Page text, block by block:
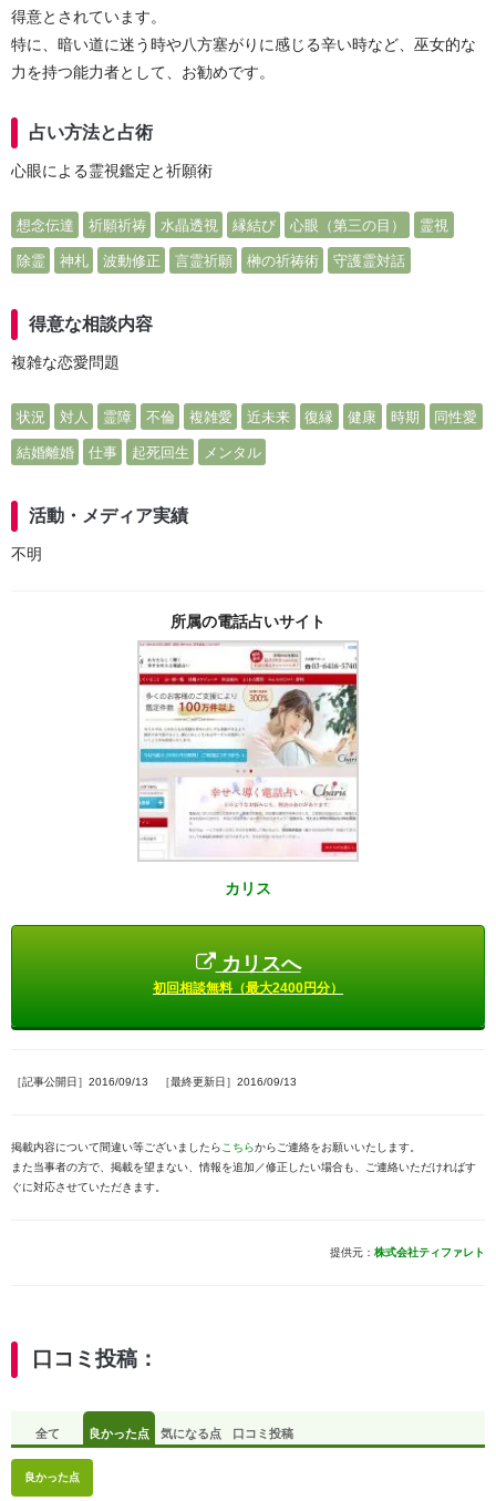
得意とされています。
特に、暗い道に迷う時や八方塞がりに感じる辛い時など、巫女的な
力を持つ能力者として、お勧めです。
占い方法と占術
心眼による霊視鑑定と祈願術
想念伝達 祈願祈祷 水晶透視 縁結び 心眼（第三の目） 霊視
除霊 神札 波動修正 言霊祈願 榊の祈祷術 守護霊対話
得意な相談内容
複雑な恋愛問題
状況 対人 霊障 不倫 複雑愛 近未来 復縁 健康 時期 同性愛
結婚離婚 仕事 起死回生 メンタル
活動・メディア実績
不明
所属の電話占いサイト
カリス
カリスへ
初回相談無料（最大2400円分）
［記事公開日］2016/09/13 ［最終更新日］2016/09/13
掲載内容について間違い等ございましたら こちらからご連絡をお願いいたします。
また当事者の方で、掲載を望まない、情報を追加／修正したい場合も、ご連絡いただければす
ぐに対応させていただきます。
提供元： 株式会社ティファレト
口コミ投稿：
全て 良かった点 気になる点 口コミ投稿
良かった点